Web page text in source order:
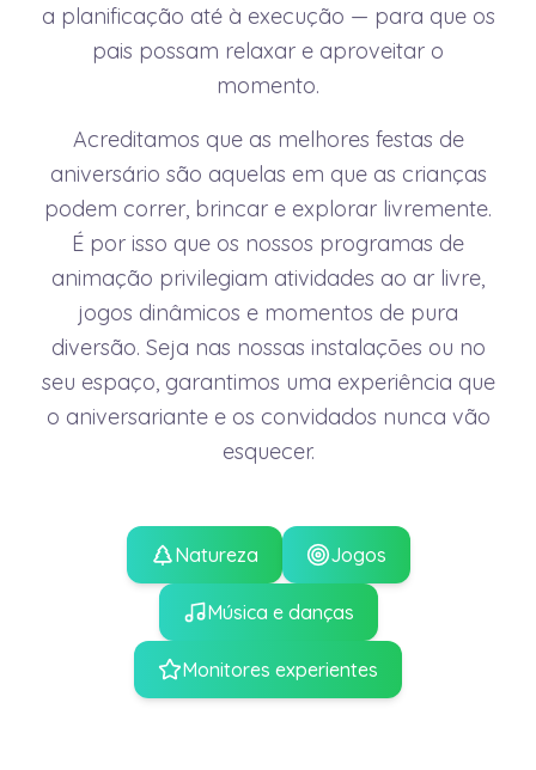
a planificação até à execução — para que os
pais possam relaxar e aproveitar o
momento.
Acreditamos que as melhores festas de
aniversário são aquelas em que as crianças
podem correr, brincar e explorar livremente.
É por isso que os nossos programas de
animação privilegiam atividades ao ar livre,
jogos dinâmicos e momentos de pura
diversão. Seja nas nossas instalações ou no
seu espaço, garantimos uma experiência que
o aniversariante e os convidados nunca vão
esquecer.
Natureza Jogos
Música e danças
Monitores experientes